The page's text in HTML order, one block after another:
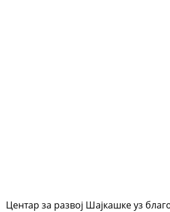
Центар за развој Шајкашке уз